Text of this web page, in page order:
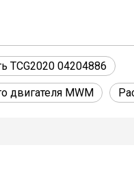
TCG2020 04204886
двигателя MWM